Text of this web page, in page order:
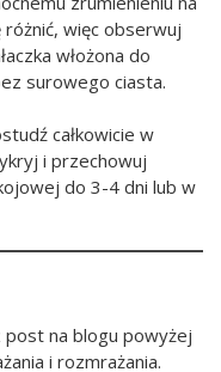
różnić, więc obserwuj
włożona do
surowego ciasta.
całkowicie w
i przechowuj
do 3-4 dni lub w
post na blogu powyżej
i rozmrażania.